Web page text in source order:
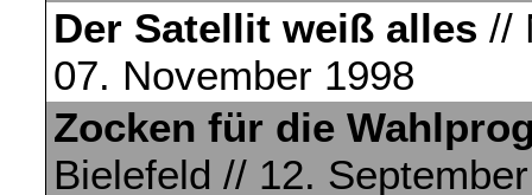
Der Satellit weiß alles //
07. November 1998
Zocken für die
Bielefeld // 12.